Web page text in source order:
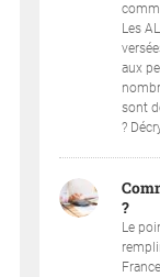
Les
aux
sont
?
?
Le